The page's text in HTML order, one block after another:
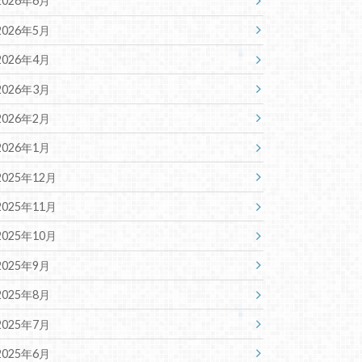
年5月
年4月
年3月
年2月
年1月
年12月
年11月
年10月
年9月
年8月
年7月
年6月